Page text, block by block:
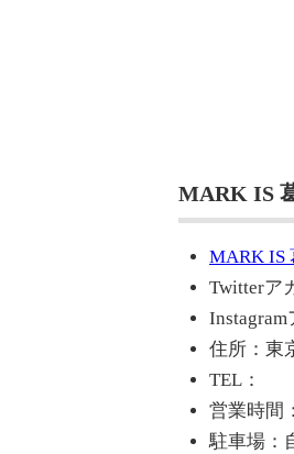
MARK IS
MARK IS
Twitterア
Instagram
住所：東
TEL：
営業時間
駐車場：